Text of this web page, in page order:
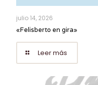
julio 14, 2026
«Felisberto en gira»
Leer más